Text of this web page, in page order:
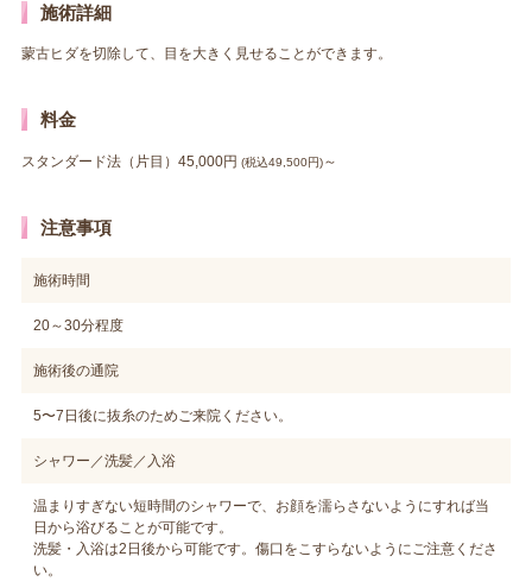
施術詳細
蒙古ヒダを切除して、目を大きく見せることができます。
料金
スタンダード法（片目）45,000円 (税込49,500円)～
注意事項
施術時間
20～30分程度
施術後の通院
5〜7日後に抜糸のためご来院ください。
シャワー／洗髪／入浴
温まりすぎない短時間のシャワーで、お顔を濡らさないようにすれば当
日から浴びることが可能です。
洗髪・入浴は2日後から可能です。傷口をこすらないようにご注意くださ
い。